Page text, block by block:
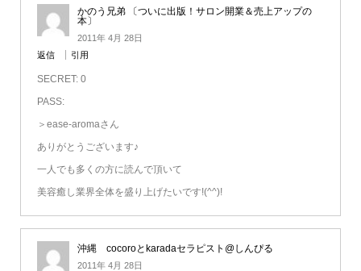
かのう兄弟 〔ついに出版！サロン開業＆売上アップの
本〕
2011年 4月 28日
返信
引用
SECRET: 0
PASS:
＞ease-aromaさん
ありがとうございます♪
一人でも多くの方に読んで頂いて
美容癒し業界全体を盛り上げたいです!(^^)!
沖縄 cocoroとkaradaセラピスト@しんぴる
2011年 4月 28日